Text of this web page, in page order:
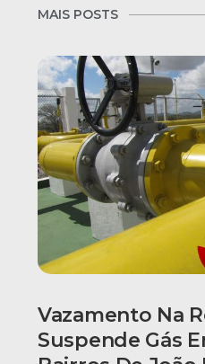
MAIS POSTS
Vazamento Na
Suspende Gás